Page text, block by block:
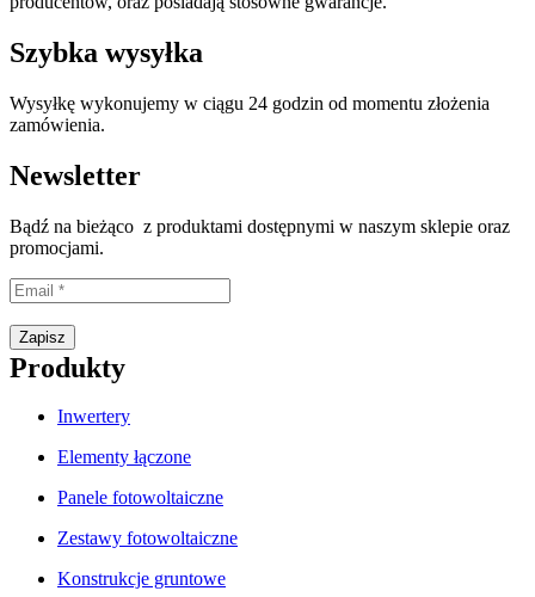
Szybka wysyłka
Wysyłkę wykonujemy w ciągu 24 godzin od momentu złożenia
zamówienia.
Newsletter
Bądź na bieżąco z produktami dostępnymi w naszym sklepie oraz
promocjami.
Zapisz
Produkty
Inwertery
Elementy łączone
Panele fotowoltaiczne
Zestawy fotowoltaiczne
Konstrukcje gruntowe